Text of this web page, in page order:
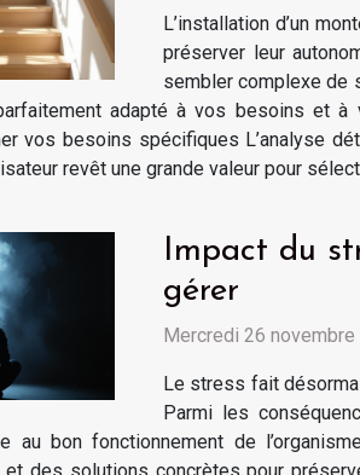
L’installation d’un
préserver leur
sembler complexe de
adapté à vos besoins et
vos besoins spécifiques L’analyse
revêt une grande valeur pour
Impact du
gérer
Mercredi 26
Le stress fait
Parmi les
au bon fonctionnement de